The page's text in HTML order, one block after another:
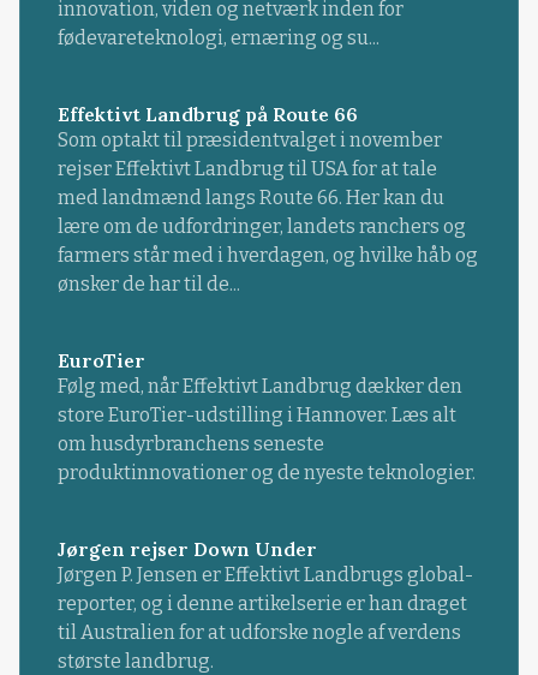
innovation, viden og netværk inden for
fødevareteknologi, ernæring og su...
Effektivt Landbrug på Route 66
Som optakt til præsidentvalget i november
rejser Effektivt Landbrug til USA for at tale
med landmænd langs Route 66. Her kan du
lære om de udfordringer, landets ranchers og
farmers står med i hverdagen, og hvilke håb og
ønsker de har til de...
EuroTier
Følg med, når Effektivt Landbrug dækker den
store EuroTier-udstilling i Hannover. Læs alt
om husdyrbranchens seneste
produktinnovationer og de nyeste teknologier.
Jørgen rejser Down Under
Jørgen P. Jensen er Effektivt Landbrugs global-
reporter, og i denne artikelserie er han draget
til Australien for at udforske nogle af verdens
største landbrug.